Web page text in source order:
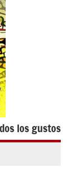
los gustos